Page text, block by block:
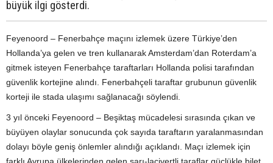
büyük ilgi gösterdi.
Feyenoord – Fenerbahçe maçını izlemek üzere Türkiye’den
Hollanda’ya gelen ve tren kullanarak Amsterdam’dan Roterdam’a
gitmek isteyen Fenerbahçe taraftarları Hollanda polisi tarafından
güvenlik kortejine alındı. Fenerbahçeli taraftar grubunun güvenlik
korteji ile stada ulaşımı sağlanacağı söylendi.
3 yıl önceki Feyenoord – Beşiktaş mücadelesi sırasında çıkan ve
büyüyen olaylar sonucunda çok sayıda taraftarın yaralanmasından
dolayı böyle geniş önlemler alındığı açıklandı. Maçı izlemek için